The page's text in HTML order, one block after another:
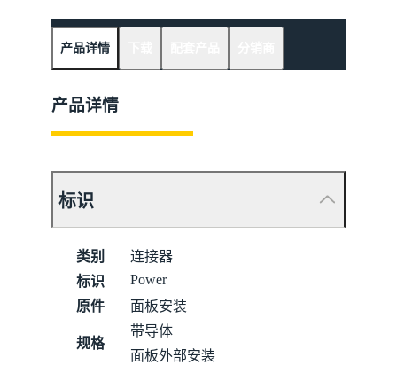
产品详情
产品详情
标识
类别
连接器
标识
Power
原件
面板安装
规格
带导体
面板外部安装